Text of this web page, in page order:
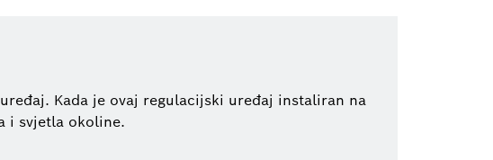
Kada je ovaj regulacijski uređaj instaliran na
i svjetla okoline.